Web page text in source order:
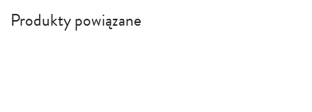
Produkty powiązane